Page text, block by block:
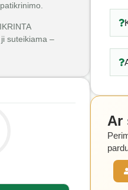
suteikiama –
Ar